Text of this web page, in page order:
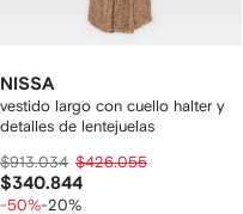
NISSA
vestido largo con cuello halter y
detalles de lentejuelas
$913.034 $426.055
$340.844
-50%-20%